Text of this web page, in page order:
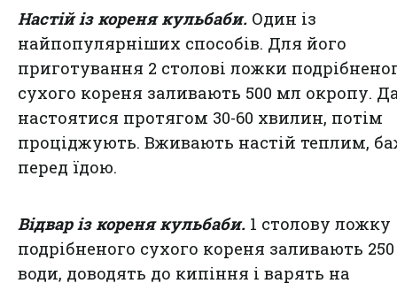
Настій із кореня кульбаби. Один із
найпопулярніших способів. Для його
приготування 2 столові ложки
сухого кореня заливають 500 мл окропу.
настоятися протягом 30-60 хвилин, потім
проціджують. Вживають настій теплим,
перед їдою.
Відвар із кореня кульбаби. 1 столову ложку
подрібненого сухого кореня заливають
води, доводять до кипіння і варять на